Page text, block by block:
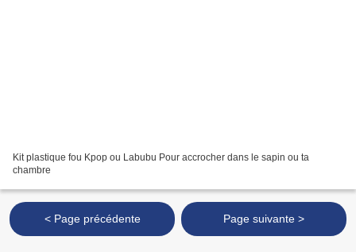
Kit plastique fou Kpop ou Labubu Pour accrocher dans le sapin ou ta
chambre
< Page précédente Page suivante >